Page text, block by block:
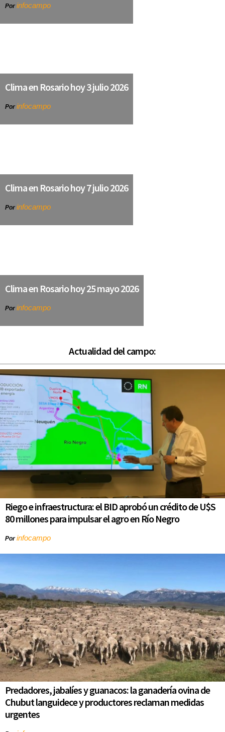
Por infocampo
Clima en Rosario hoy 3 julio 2026
Por infocampo
Clima en Rosario hoy 7 julio 2026
Por infocampo
Clima en Rosario hoy 25 mayo 2026
Por infocampo
Actualidad del campo:
Riego e infraestructura: el BID aprobó un crédito de U$S
80 millones para impulsar el agro en Río Negro
Porinfocampo
Predadores, jabalíes y guanacos: la ganadería ovina de
Chubut languidece y productores reclaman medidas
urgentes